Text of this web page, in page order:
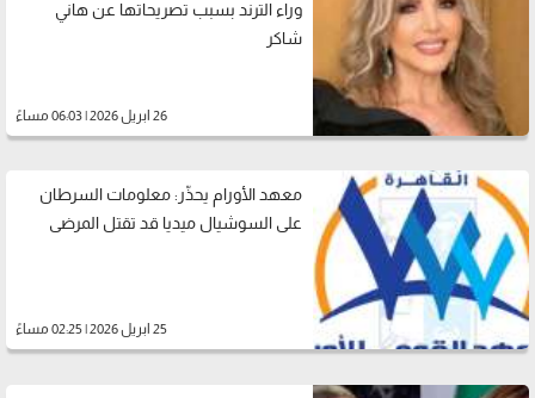
وراء الترند بسبب تصريحاتها عن هاني
شاكر
26 ابريل 2026 | 06:03 مساءً
معهد الأورام يحذّر: معلومات السرطان
على السوشيال ميديا قد تقتل المرضى
25 ابريل 2026 | 02:25 مساءً